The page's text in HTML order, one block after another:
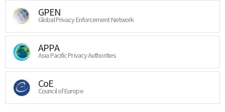
GPEN
Global Privacy Enforcement Network
APPA
Asia Pacific Privacy Authorities
CoE
Council of Europe